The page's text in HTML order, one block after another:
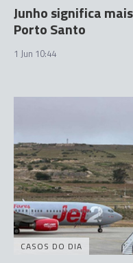
Junho significa
Porto Santo
1 Jun 10:44
CASOS DO DIA